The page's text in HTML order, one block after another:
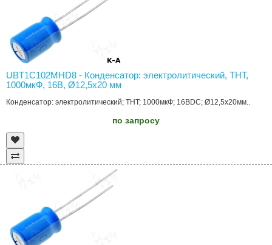
UBT1C102MHD8 - Конденсатор: электролитический, THT,
1000мкФ, 16В, Ø12,5x20 мм
Конденсатор: электролитический; THT; 1000мкФ; 16ВDC; Ø12,5x20мм..
по запросу